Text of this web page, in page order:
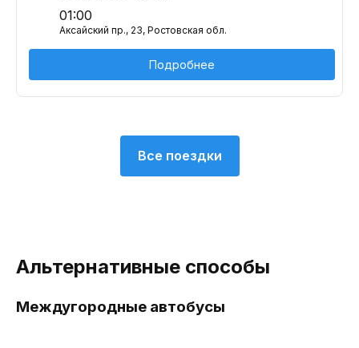
01:00
Аксайский пр., 23, Ростовская обл.
Подробнее
Все поездки
Альтернативные способы
Междугородные автобусы